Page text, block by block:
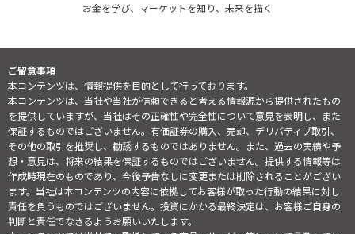
お金を学び、マーケットを知り、未来を描く
ご留意事項
本コンテンツは、情報提供を目的として行っております。
本コンテンツは、当社や当社が信頼できると考える情報源から提供されたもの
を提供していますが、当社はその正確性や完全性について意見を表明し、また
保証するものではございません。有価証券の購入、売却、デリバティブ取引、
その他の取引を推奨し、勧誘するものではありません。また、過去の実績や予
想・意見は、将来の結果を保証するものではございません。提供する情報等は
作成時現在のものであり、今後予告なしに変更または削除されることがござい
ます。当社は本コンテンツの内容に依拠してお客様が取った行動の結果に対し
責任を負うものではございません。投資にかかる最終決定は、お客様ご自身の
判断と責任でなさるようお願いいたします。